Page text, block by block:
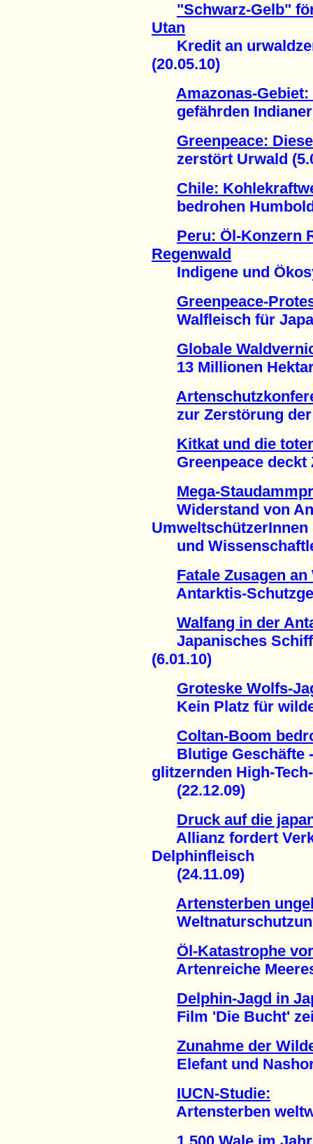
"Schwarz-Gelb"
Utan
Kredit an
(20.05.10)
Amazonas-
gefährden Indianer
Greenpeace:
zerstört Urwald
Chile:
bedrohen
Peru: Öl-Konzern
Regenwald
Indigene und
Greenpeace-
Walfleisch für
Globale
13 Millionen Hektar
zur Zerstörung der
Kitkat und die
Greenpeace deckt
Mega-
Widerstand von
UmweltschützerInnen
und
Fatale Zusagen
Antarktis-
Walfang in der
Japanisches Schiff
(6.01.10)
Groteske Wolfs-
Kein Platz für wilde
Coltan-Boom
Blutige Geschäfte -
glitzernden High-
(22.12.09)
Druck auf die
Allianz fordert
Delphinfleisch
(24.11.09)
Artensterben
Öl-Katastrophe
Artenreiche
Delphin-Jagd in
Film 'Die Bucht'
Zunahme der
Elefant und
IUCN-Studie:
Artensterben